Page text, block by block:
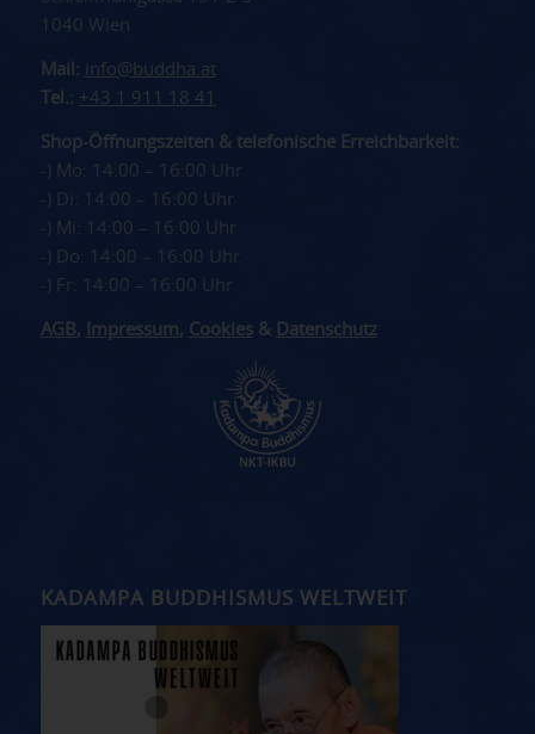
1040 Wien
Mail: info@buddha.at
Tel.: +43 1 911 18 41
Shop-Öffnungszeiten & telefonische Erreichbarkeit:
-) Mo: 14:00 – 16:00 Uhr
-) Di: 14:00 – 16:00 Uhr
-) Mi: 14:00 – 16:00 Uhr
-) Do: 14:00 – 16:00 Uhr
-) Fr: 14:00 – 16:00 Uhr
AGB , Impressum, Cookies& Datenschutz
KADAMPA BUDDHISMUS WELTWEIT